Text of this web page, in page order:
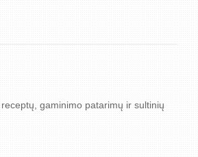
gaminimo patarimų ir sultinių